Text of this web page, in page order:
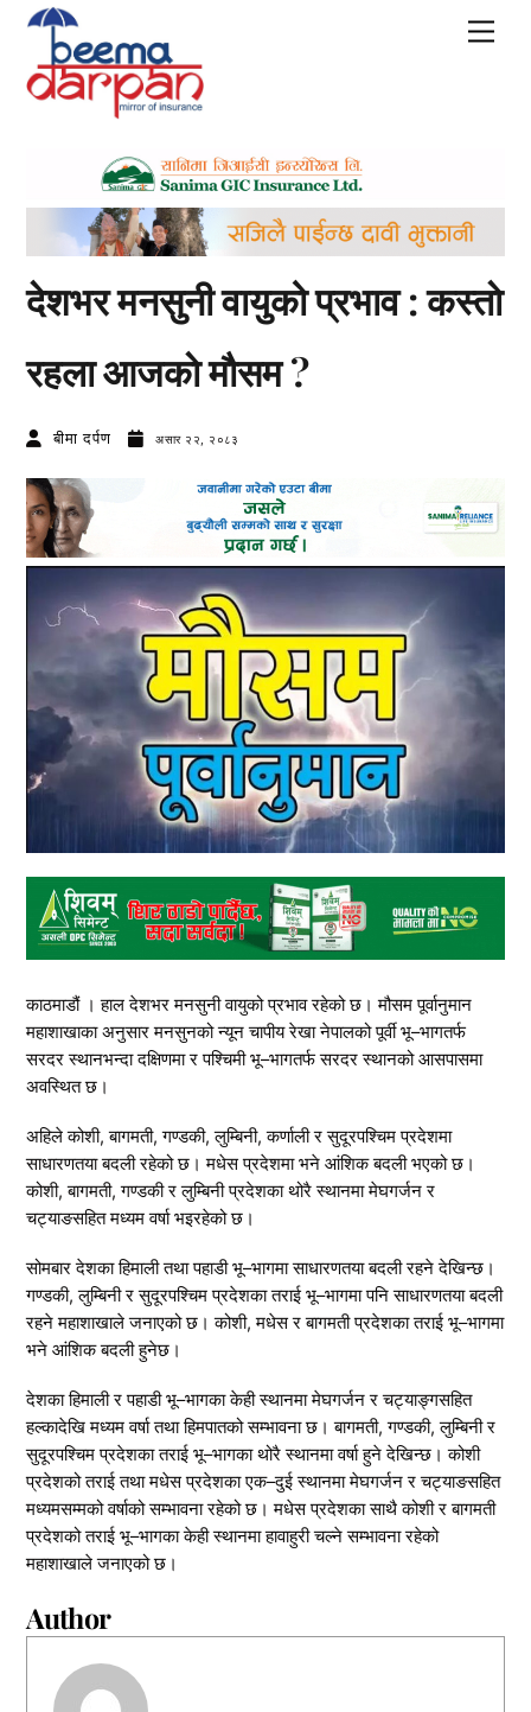
Skip
content
देशभर मनसुनी वायुको प्रभाव : कस्ताे
रहला आजकाे माैसम ?
बीमा दर्पण असार २२, २०८३
काठमाडौं । हाल देशभर मनसुनी वायुको प्रभाव रहेको छ। मौसम पूर्वानुमान
महाशाखाका अनुसार मनसुनको न्यून चापीय रेखा नेपालको पूर्वी भू–भागतर्फ
सरदर स्थानभन्दा दक्षिणमा र पश्चिमी भू–भागतर्फ सरदर स्थानको आसपासमा
अवस्थित छ।
अहिले कोशी, बागमती, गण्डकी, लुम्बिनी, कर्णाली र सुदूरपश्चिम प्रदेशमा
साधारणतया बदली रहेको छ। मधेस प्रदेशमा भने आंशिक बदली भएको छ।
कोशी, बागमती, गण्डकी र लुम्बिनी प्रदेशका थोरै स्थानमा मेघगर्जन र
चट्याङसहित मध्यम वर्षा भइरहेको छ।
सोमबार देशका हिमाली तथा पहाडी भू–भागमा साधारणतया बदली रहने देखिन्छ।
गण्डकी, लुम्बिनी र सुदूरपश्चिम प्रदेशका तराई भू–भागमा पनि साधारणतया बदली
रहने महाशाखाले जनाएको छ। कोशी, मधेस र बागमती प्रदेशका तराई भू–भागमा
भने आंशिक बदली हुनेछ।
देशका हिमाली र पहाडी भू–भागका केही स्थानमा मेघगर्जन र चट्याङ्गसहित
हल्कादेखि मध्यम वर्षा तथा हिमपातको सम्भावना छ। बागमती, गण्डकी, लुम्बिनी र
सुदूरपश्चिम प्रदेशका तराई भू–भागका थोरै स्थानमा वर्षा हुने देखिन्छ। कोशी
प्रदेशको तराई तथा मधेस प्रदेशका एक–दुई स्थानमा मेघगर्जन र चट्याङसहित
मध्यमसम्मको वर्षाको सम्भावना रहेको छ। मधेस प्रदेशका साथै कोशी र बागमती
प्रदेशको तराई भू–भागका केही स्थानमा हावाहुरी चल्ने सम्भावना रहेको
महाशाखाले जनाएको छ।
Author